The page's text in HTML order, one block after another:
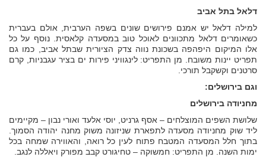
דלאל בתל אביב
למילה דלאל יש אמנם פירושים שונים בשפה הערבית, אולם בעברית
כשאומרים דלאל מתכוונים לאוכל טוב במסעדה קלאסית. נוסף על כל
אלו המיקום היפהפה בשכונת נווה צדק הציורית שבתל אביב, כמו גם
תפריט יינות משובח. מן התפריט: לינגוויני פירות ים בציר עגבניות, קרם
סרטנים וקשקבל תורכי.
וגם בירושלים:
מחניודה בירושלים
שלושת השפים המוצלחים – אסף גרניט, יוסי אלעד ואורי נבון – מקיימים
ליד שוק מחניודה מסעדה לתפארת שניזונה משוק מחנה יהודה הסמוך.
בתוך חלל המסעדה המטבח פתוח לעין כל רואה, והאווירה שמחה בכל
ימות השנה. מן התפריט: חמשוקה – טחיגורט קבב מפורק ויאללה לנגב.